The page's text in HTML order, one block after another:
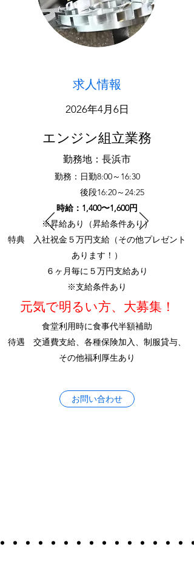
​求人情報
2026年4月6日
エンジン組立業務
勤務地：長浜市
勤務：日勤8:00～16:30
後段16:20～24:25
時給：1,400〜1,600円
※昇給あり（昇給条件あり）
特典 入社祝金５万円支給（その他プレゼント
あります！）
６ヶ月毎に５万円支給あり
​※支給条件あり
​元気で明るい方、大募集！
​食堂利用時に食事代半額補助
​待遇 交通費支給、各種保険加入、制服貸与、
その他福利厚生あり
お問い合わせ